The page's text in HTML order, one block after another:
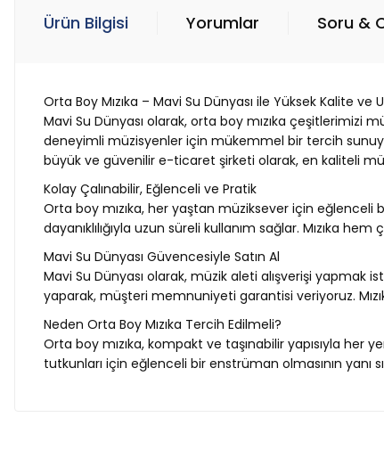
Ürün Bilgisi Yorumlar Soru &
Orta Boy Mızıka – Mavi Su Dünyası ile Yüksek Kalite ve
Mavi Su Dünyası olarak, orta boy mızıka çeşitlerimizi
deneyimli müzisyenler için mükemmel bir tercih
büyük ve güvenilir e-ticaret şirketi olarak, en kaliteli
Kolay Çalınabilir, Eğlenceli ve Pratik
Orta boy mızıka, her yaştan müziksever için
dayanıklılığıyla uzun süreli kullanım sağlar. Mızıka
Mavi Su Dünyası Güvencesiyle Satın Al
Mavi Su Dünyası olarak, müzik aleti alışverişi
yaparak, müşteri memnuniyeti garantisi veriyoruz.
Neden Orta Boy Mızıka Tercih Edilmeli?
Orta boy mızıka, kompakt ve taşınabilir yapısıyla
tutkunları için eğlenceli bir enstrüman olmasının yanı